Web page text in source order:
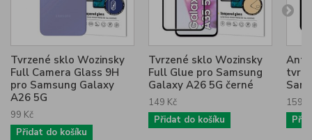
Tvrzené sklo Wozinsky
Full Camera Glass 9H
pro Samsung Galaxy
A26 5G
99 Kč
Přidat do košíku
Tvrzené sklo Wozinsky
Full Glue pro Samsung
Galaxy A26 5G černé
149 Kč
Přidat do košíku
159